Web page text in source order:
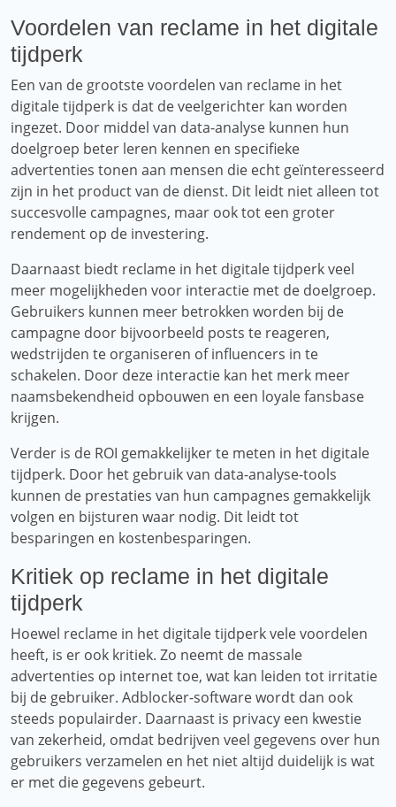
Voordelen van reclame in het digitale
tijdperk
Een van de grootste voordelen van reclame in het
digitale tijdperk is dat de veelgerichter kan worden
ingezet. Door middel van data-analyse kunnen hun
doelgroep beter leren kennen en specifieke
advertenties tonen aan mensen die echt geïnteresseerd
zijn in het product van de dienst. Dit leidt niet alleen tot
succesvolle campagnes, maar ook tot een groter
rendement op de investering.
Daarnaast biedt reclame in het digitale tijdperk veel
meer mogelijkheden voor interactie met de doelgroep.
Gebruikers kunnen meer betrokken worden bij de
campagne door bijvoorbeeld posts te reageren,
wedstrijden te organiseren of influencers in te
schakelen. Door deze interactie kan het merk meer
naamsbekendheid opbouwen en een loyale fansbase
krijgen.
Verder is de ROI gemakkelijker te meten in het digitale
tijdperk. Door het gebruik van data-analyse-tools
kunnen de prestaties van hun campagnes gemakkelijk
volgen en bijsturen waar nodig. Dit leidt tot
besparingen en kostenbesparingen.
Kritiek op reclame in het digitale
tijdperk
Hoewel reclame in het digitale tijdperk vele voordelen
heeft, is er ook kritiek. Zo neemt de massale
advertenties op internet toe, wat kan leiden tot irritatie
bij de gebruiker. Adblocker-software wordt dan ook
steeds populairder. Daarnaast is privacy een kwestie
van zekerheid, omdat bedrijven veel gegevens over hun
gebruikers verzamelen en het niet altijd duidelijk is wat
er met die gegevens gebeurt.